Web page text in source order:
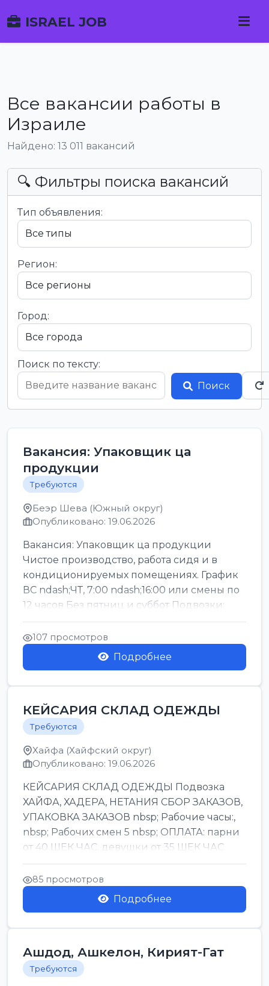
ISRAEL JOB
Все вакансии работы в
Израиле
Найдено: 13 011 вакансий
🔍 Фильтры поиска вакансий
Тип объявления:
Регион:
Город:
Поиск по тексту:
Поиск
Вакансия: Упаковщик ца
продукции
Требуются
Беэр Шева (Южный округ)
Опубликовано: 19.06.2026
Вакансия: Упаковщик ца продукции
Чистое производство, работа сидя и в
кондиционируемых помещениях. График
ВС ndash;ЧТ, 7:00 ndash;16:00 или смены по
12 часов Без пятниц и суббот Подвозки:
Офаким, Нети...
107 просмотров
Подробнее
КЕЙСАРИЯ СКЛАД ОДЕЖДЫ
Требуются
Хайфа (Хайфский округ)
Опубликовано: 19.06.2026
КЕЙСАРИЯ СКЛАД ОДЕЖДЫ Подвозка
ХАЙФА, ХАДЕРА, НЕТАНИЯ СБОР ЗАКАЗОВ,
УПАКОВКА ЗАКАЗОВ nbsp; Рабочие часы:,
nbsp; Рабочих смен 5 nbsp; ОПЛАТА: парни
от 40 ШЕК ЧАС, девушки от 35 ШЕК ЧАС
БОНУСЫ 1500 ШЕК ...
85 просмотров
Подробнее
Ашдод, Ашкелон, Кирият-Гат
Требуются